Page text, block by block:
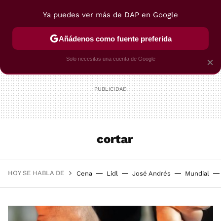
POSTRES VIAJES SELECCIÓN VEGUI
cortar
HOY SE HABLA DE Cena Lidl José Andrés Mundial
×
Ya puedes ver más de DAP en Google
Añádenos como fuente preferida
Solo necesitas una cuenta de Google